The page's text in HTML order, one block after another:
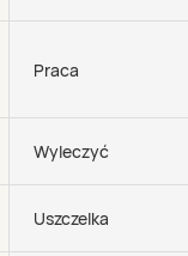
Praca
Wyleczyć
Uszczelka